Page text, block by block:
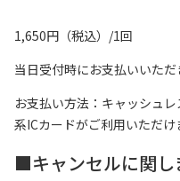
1,650円（税込）/1回
当日受付時にお支払いいただ
お支払い方法：キャッシュ
系ICカードがご利用いただけ
■キャンセルに関し